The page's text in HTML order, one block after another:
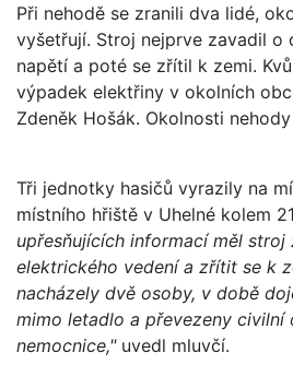
Při nehodě se zranili dva lidé,
vyšetřují. Stroj nejprve zavadil o
napětí a poté se zřítil k zemi.
výpadek elektřiny v okolních
Zdeněk Hošák. Okolnosti
Tři jednotky hasičů vyrazily na
místního hřiště v Uhelné kolem
upřesňujících informací měl
elektrického vedení a zřítit se k
nacházely dvě osoby, v době
mimo letadlo a převezeny civilní
nemocnice,"uvedl mluvčí.